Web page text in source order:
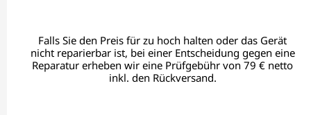
Falls Sie den Preis für zu hoch halten oder das Gerät
nicht reparierbar ist, bei einer Entscheidung gegen eine
Reparatur erheben wir eine Prüfgebühr von 79 € netto
inkl. den Rückversand.